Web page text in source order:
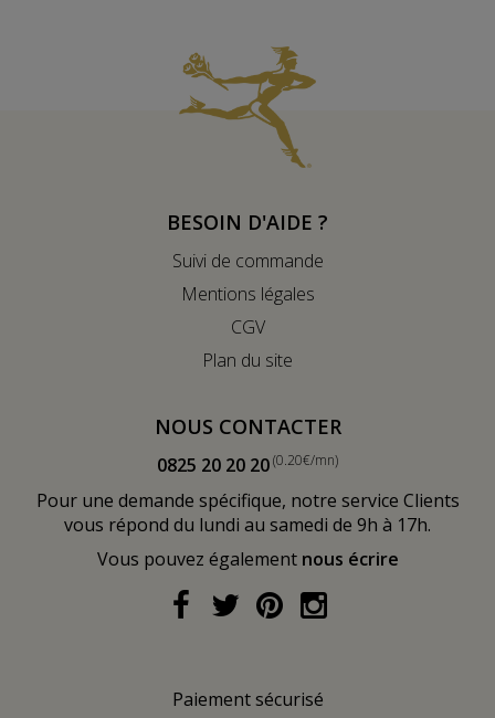
BESOIN D'AIDE ?
Suivi de commande
Mentions légales
CGV
Plan du site
NOUS CONTACTER
0825 20 20 20(0.20€/mn)
Pour une demande spécifique, notre service Clients
vous répond du lundi au samedi de 9h à 17h.
Vous pouvez également nous écrire
Paiement sécurisé